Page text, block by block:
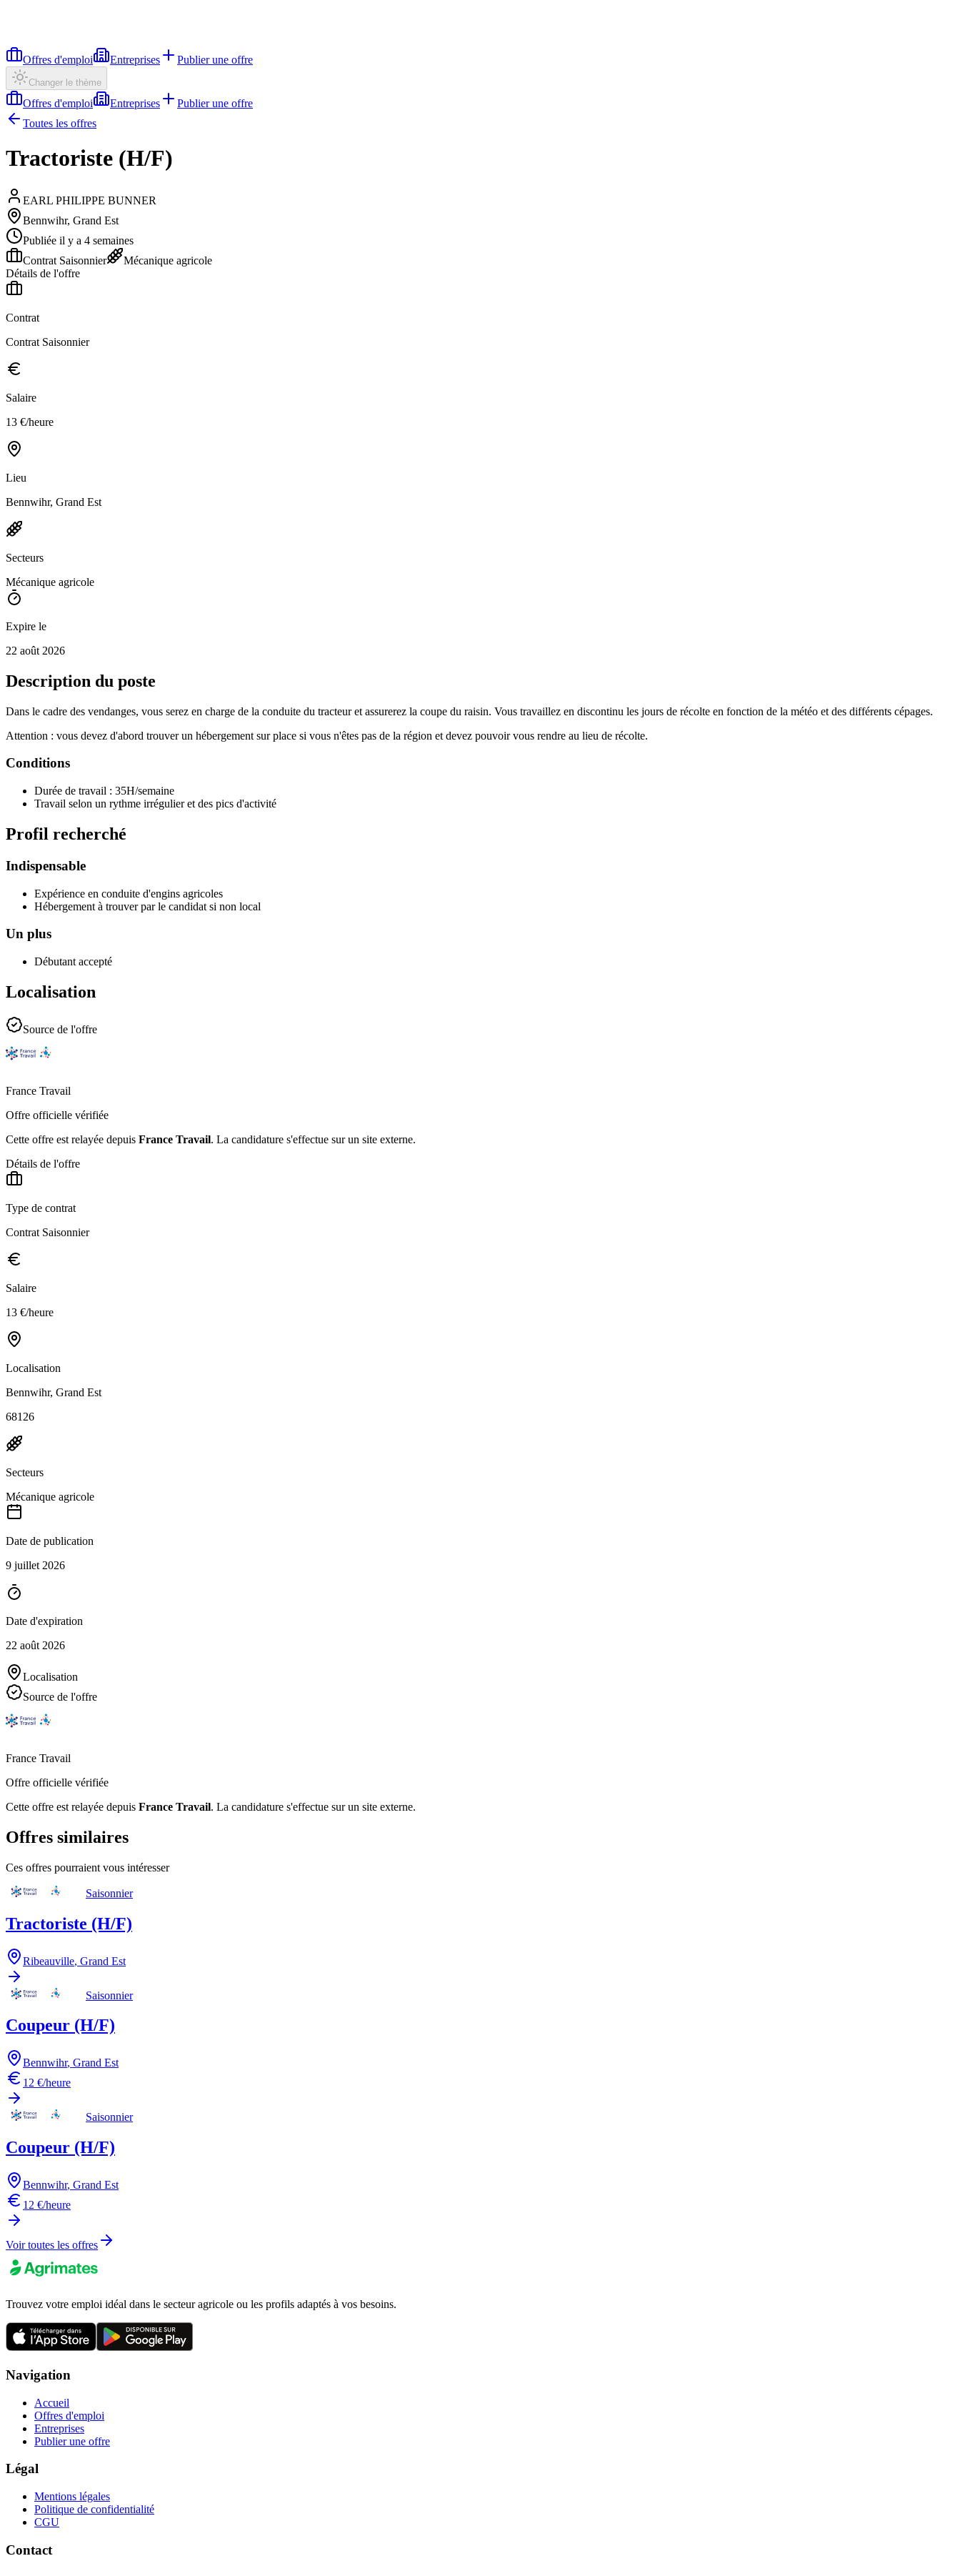
Offres d'emploi Entreprises Publier une offre
Changer le thème
Offres d'emploi Entreprises
Publier une offre
Toutes les offres
Tractoriste (H/F)
EARL PHILIPPE BUNNER
Bennwihr, Grand Est
Publiée il y a 4 semaines
Contrat Saisonnier
Mécanique agricole
Détails de l'offre
Contrat
Contrat Saisonnier
Salaire
13 €/heure
Lieu
Bennwihr, Grand Est
Secteurs
Mécanique agricole
Expire le
22 août 2026
Description du poste
Dans le cadre des vendanges, vous serez en charge de la conduite du tracteur et assurerez la coupe du raisin. Vous travaillez en discontinu les jours de récolte en fonction de la météo et des différents cépages.
Attention : vous devez d'abord trouver un hébergement sur place si vous n'êtes pas de la région et devez pouvoir vous rendre au lieu de récolte.
Conditions
Durée de travail : 35H/semaine
Travail selon un rythme irrégulier et des pics d'activité
Profil recherché
Indispensable
Expérience en conduite d'engins agricoles
Hébergement à trouver par le candidat si non local
Un plus
Débutant accepté
Localisation
Source de l'offre
France Travail
Offre officielle vérifiée
Cette offre est relayée depuis France Travail. La candidature s'effectue sur un site externe.
Détails de l'offre
Type de contrat
Contrat Saisonnier
Salaire
13 €/heure
Localisation
Bennwihr, Grand Est
68126
Secteurs
Mécanique agricole
Date de publication
9 juillet 2026
Date d'expiration
22 août 2026
Localisation
Source de l'offre
France Travail
Offre officielle vérifiée
Cette offre est relayée depuis France Travail. La candidature s'effectue sur un site externe.
Offres similaires
Ces offres pourraient vous intéresser
Saisonnier
Tractoriste (H/F)
Ribeauville, Grand Est
Saisonnier
Coupeur (H/F)
Bennwihr, Grand Est
12 €/heure
Saisonnier
Coupeur (H/F)
Bennwihr, Grand Est
12 €/heure
Voir toutes les offres
Trouvez votre emploi idéal dans le secteur agricole ou les profils adaptés à vos besoins.
Navigation
Accueil
Offres d'emploi
Entreprises
Publier une offre
Légal
Mentions légales
Politique de confidentialité
CGU
Contact